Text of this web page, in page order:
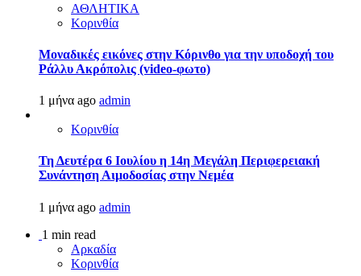
ΑΘΛΗΤΙΚΑ
Κορινθία
Μοναδικές εικόνες στην Κόρινθο για την υποδοχή του
Ράλλυ Ακρόπολις (video-φωτο)
1 μήνα ago admin
Κορινθία
Τη Δευτέρα 6 Ιουλίου η 14η Μεγάλη Περιφερειακή
Συνάντηση Αιμοδοσίας στην Νεμέα
1 μήνα ago admin
1 min read
Αρκαδία
Κορινθία